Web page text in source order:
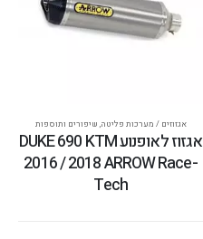
אגזוזים / מערכות פליטה, שיפורים ותוספות
אגזוז לאופנוע DUKE 690 KTM
2016 / 2018 ARROW Race-
Tech